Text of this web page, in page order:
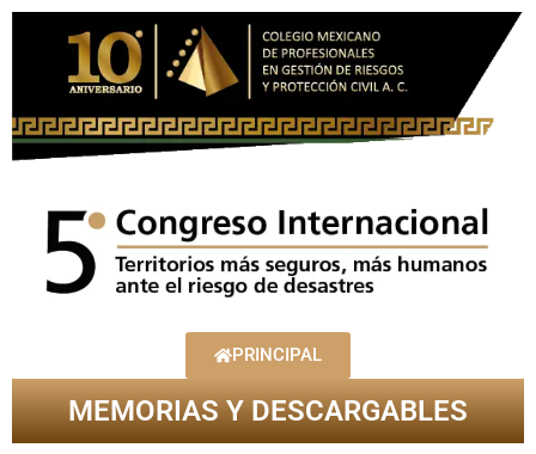
PRINCIPAL
MEMORIAS Y DESCARGABLES